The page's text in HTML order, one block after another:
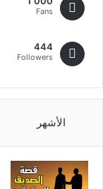
Fans
444
Followers
الأشهر